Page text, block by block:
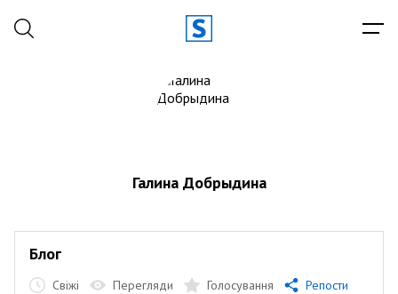
Галина Добрыдина
Блог
Свіжі Перегляди Голосування Репости